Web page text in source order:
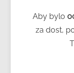
Aby bylo
za dost,